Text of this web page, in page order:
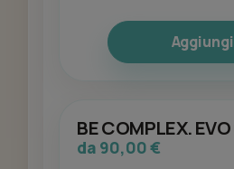
Aggiungi
BE COMPLEX.
da 90,00 €